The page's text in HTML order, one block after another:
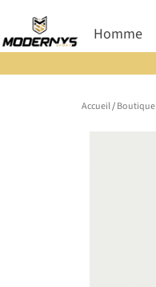
au
contenu
Homme
Accueil/Boutique